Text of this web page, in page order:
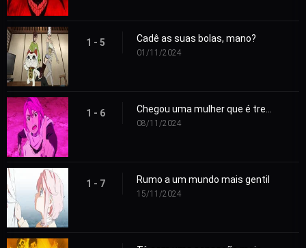
1 - 5 Cadê as suas bolas, mano?
01/11/2024
1 - 6
08/11/2024
1 - 7 Rumo a um mundo mais gentil
15/11/2024